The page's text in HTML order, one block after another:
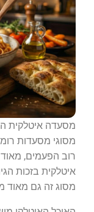
מסעדה איטלקית
מסוגי מסעדות
רוב הפעמים,
איטלקית בזכות
מסוג זה גם מאוד